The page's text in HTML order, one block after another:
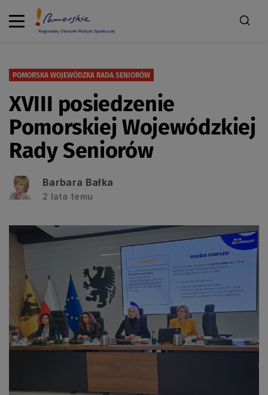
POMORSKA WOJEWÓDZKA RADA SENIORÓW
XVIII posiedzenie
Pomorskiej Wojewódzkiej
Rady Seniorów
Barbara Bałka
2 lata temu